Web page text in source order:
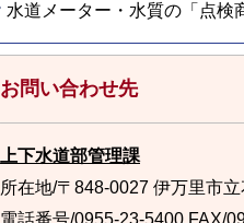
水道メーター・水質の「点検
お問い合わせ先
上下水道部管理課
所在地/〒848-0027 伊万里市
電話番号/0955-23-5400 FAX/